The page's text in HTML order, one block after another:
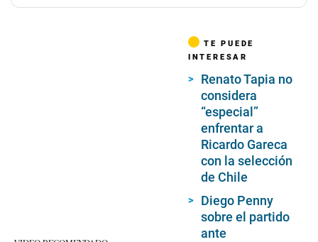
TE PUEDE
INTERESAR
Renato Tapia no
considera
“especial”
enfrentar a
Ricardo Gareca
con la selección
de Chile
Diego Penny
sobre el partido
ante